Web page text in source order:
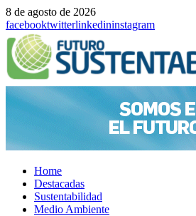
8 de agosto de 2026
facebooktwitterlinkedininstagram
Home
Destacadas
Sustentabilidad
Medio Ambiente